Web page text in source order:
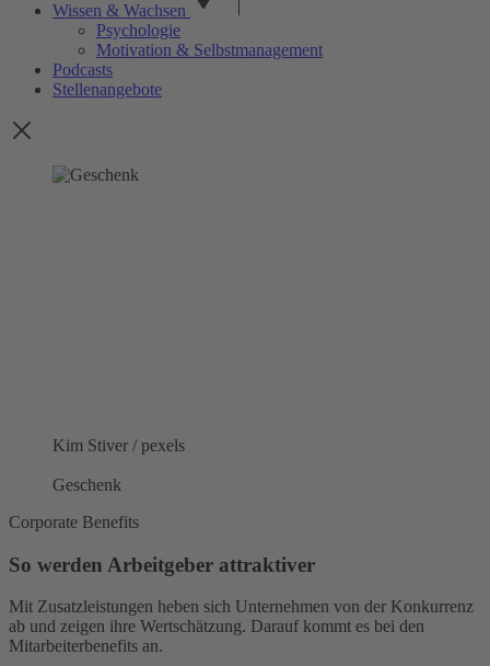
Wissen & Wachsen
Psychologie
Motivation & Selbstmanagement
Podcasts
Stellenangebote
Kim Stiver / pexels
Geschenk
Corporate Benefits
So werden Arbeitgeber attraktiver
Mit Zusatzleistungen heben sich Unternehmen von der Konkurrenz
ab und zeigen ihre Wertschätzung. Darauf kommt es bei den
Mitarbeiterbenefits an.